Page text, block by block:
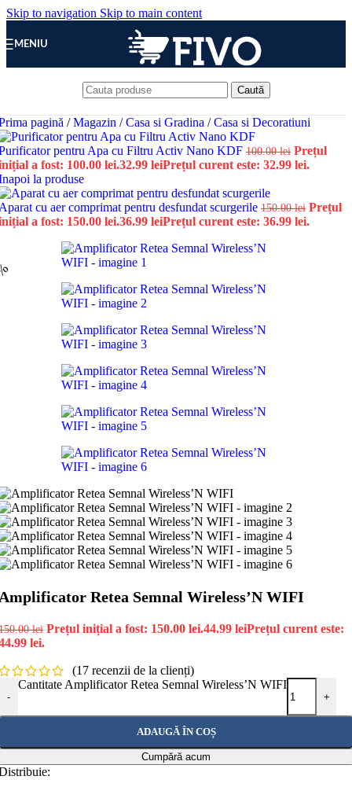
Skip to navigation Skip to main content
MENIU
Caută
pagină / Magazin / Casa si Gradina / Casa si Decoratiuni
pentru Apa cu Filtru Activ Nano KDF 100.00lei Prețul
a fost: 100.00 lei.32.99 leiPrețul curent este: 32.99 lei.
la produse
cu aer comprimat pentru desfundat scurgerile 150.00lei Prețul
a fost: 150.00 lei.36.99 leiPrețul curent este: 36.99 lei.
Retea Semnal Wireless’N WIFI
lei Prețul inițial a fost: 150.00 lei.44.99 leiPrețul curent este:
lei.
(17 recenzii de la clienți)
-
Cantitate Amplificator Retea Semnal Wireless’N WIFI
+
ADAUGĂ ÎN COȘ
Cumpără acum